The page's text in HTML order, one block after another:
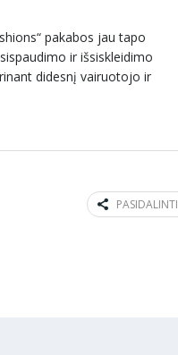
pakabos jau tapo
ir išsiskleidimo
didesnį vairuotojo ir
PASIDALINTI